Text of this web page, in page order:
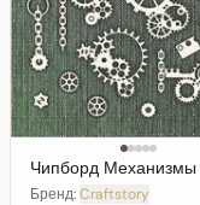
Чипборд Механизмы
Бренд:Craftstory